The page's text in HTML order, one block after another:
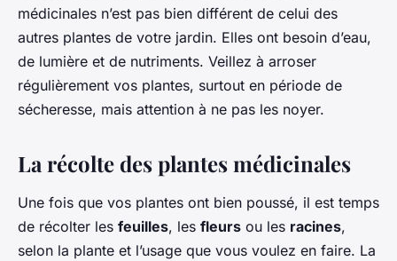
médicinales n’est pas bien différent de celui des
autres plantes de votre jardin. Elles ont besoin d’eau,
de lumière et de nutriments. Veillez à arroser
régulièrement vos plantes, surtout en période de
sécheresse, mais attention à ne pas les noyer.
La récolte des plantes médicinales
Une fois que vos plantes ont bien poussé, il est temps
de récolter les feuilles, les fleurs ou les racines,
selon la plante et l’usage que vous voulez en faire. La